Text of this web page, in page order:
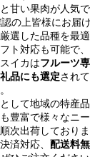
甘い果肉が人気
の上皆様にお届
選した品種を最
ト対応も可能で
イカはフルーツ
品にも選定され
して地域の特産
豊富で様々なニ
次出荷しておりま
済対応、 配送料